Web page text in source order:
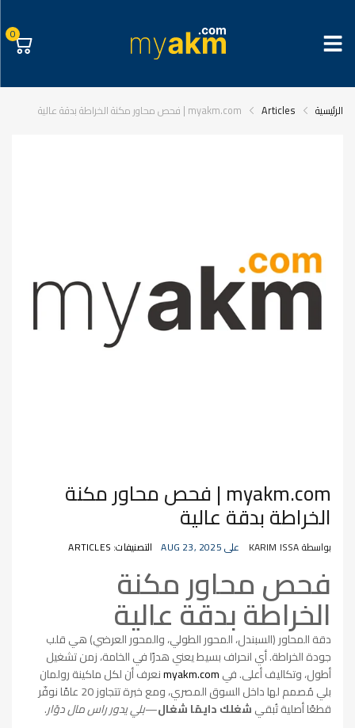
0
الرئيسية Articles myakm.com | فحص محاور مكنة الخراطة بدقة عالية
myakm.com | فحص محاور مكنة
الخراطة بدقة عالية
بواسطة KARIM ISSA على AUG 23, 2025 التصنيفات: ARTICLES
فحص محاور مكنة
الخراطة بدقة عالية
دقة المحاور (السبندل، المحور الطولي، والمحور العرضي) هي قلب
جودة الخراطة. أي انحراف بسيط يعني هدرًا في الخامة، زمن تشغيل
أطول، وتكاليف أعلى. فيmyakm.comنعرف أن لكل ماكينة رولمان
بلي مُصمم لها داخل السوق المصري، ومع خبرة تتجاوز 20 عامًا نوفّر
قطعًا أصلية تُبقيشغلك دايمًا شغال—بلي يدور راس مال دوّار.